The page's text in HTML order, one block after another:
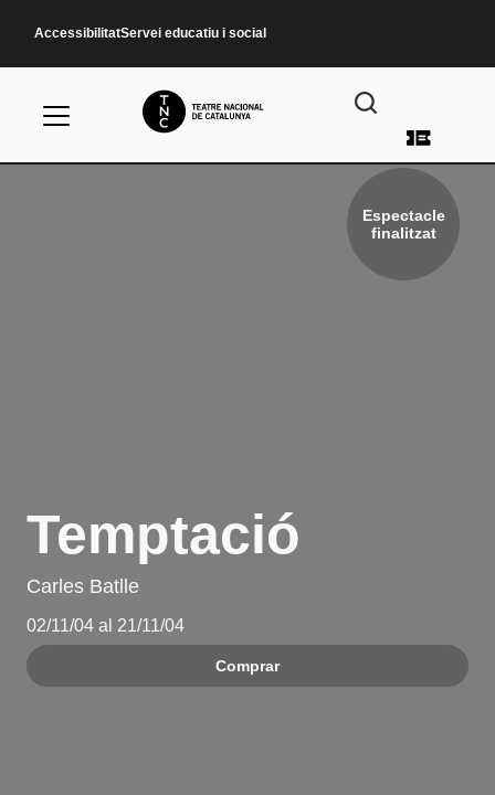
AccessibilitatServei educatiu i social
Menú
Espectacle
finalitzat
Temptació
Carles Batlle
02/11/04 al 21/11/04
Comprar